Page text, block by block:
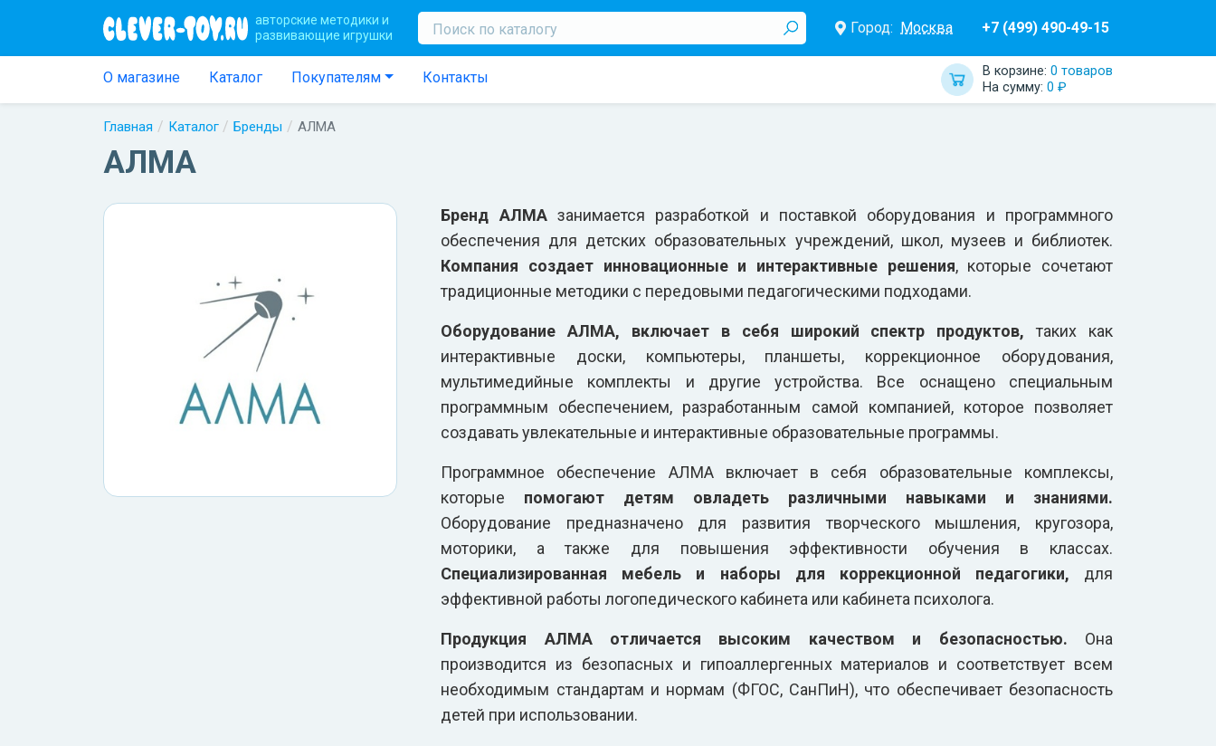
авторские методики и
развивающие игрушки
Город: Москва +7 (499) 490-49-15
О магазине Каталог Покупателям Контакты В корзине: 0 товаров
На сумму: 0 ₽
Главная Каталог Бренды АЛМА
АЛМА
Бренд АЛМАзанимается разработкой и поставкой оборудования и программного
обеспечения для детских образовательных учреждений, школ, музеев и библиотек.
Компания создает инновационные и интерактивные решения, которые сочетают
традиционные методики с передовыми педагогическими подходами.
Оборудование АЛМА, включает в себя широкий спектр продуктов, таких как
интерактивные доски, компьютеры, планшеты, коррекционное оборудования,
мультимедийные комплекты и другие устройства. Все оснащено специальным
программным обеспечением, разработанным самой компанией, которое позволяет
создавать увлекательные и интерактивные образовательные программы.
Программное обеспечение АЛМА включает в себя образовательные комплексы,
которые помогают детям овладеть различными навыками и знаниями.
Оборудование предназначено для развития творческого мышления, кругозора,
моторики, а также для повышения эффективности обучения в классах.
Специализированная мебель и наборы для коррекционной педагогики, для
эффективной работы логопедического кабинета или кабинета психолога.
Продукция АЛМА отличается высоким качеством и безопасностью. Она
производится из безопасных и гипоаллергенных материалов и соответствует всем
необходимым стандартам и нормам (ФГОС, СанПиН), что обеспечивает безопасность
детей при использовании.